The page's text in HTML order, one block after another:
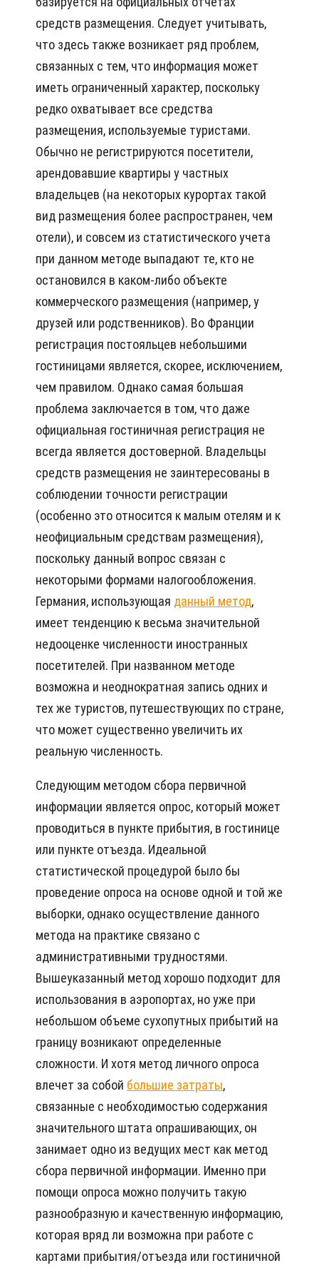
средств размещения. Следует учитывать,
что здесь также возникает ряд проблем,
связанных с тем, что информация может
иметь ограниченный характер, поскольку
редко охватывает все средства
размещения, используемые туристами.
Обычно не регистрируются посетители,
арендовавшие квартиры у частных
владельцев (на некоторых курортах такой
вид размещения более распространен, чем
отели), и совсем из статистического учета
при данном методе выпадают те, кто не
остановился в каком-либо объекте
коммерческого размещения (например, у
друзей или родственников). Во Франции
регистрация постояльцев небольшими
гостиницами является, скорее, исключением,
чем правилом. Однако самая большая
проблема заключается в том, что даже
официальная гостиничная регистрация не
всегда является достоверной. Владельцы
средств размещения не заинтересованы в
соблюдении точности регистрации
(особенно это относится к малым отелям и к
неофициальным средствам размещения),
поскольку данный вопрос связан с
некоторыми формами налогообложения.
Германия, использующая данный метод,
имеет тенденцию к весьма значительной
недооценке численности иностранных
посетителей. При названном методе
возможна и неоднократная запись одних и
тех же туристов, путешествующих по стране,
что может существенно увеличить их
реальную численность.
Следующим методом сбора первичной
информации является опрос, который может
проводиться в пункте прибытия, в гостинице
или пункте отъезда. Идеальной
статистической процедурой было бы
проведение опроса на основе одной и той же
выборки, однако осуществление данного
метода на практике связано с
административными трудностями.
Вышеуказанный метод хорошо подходит для
использования в аэропортах, но уже при
небольшом объеме сухопутных прибытий на
границу возникают определенные
сложности. И хотя метод личного опроса
влечет за собой большие затраты,
связанные с необходимостью содержания
значительного штата опрашивающих, он
занимает одно из ведущих мест как метод
сбора первичной информации. Именно при
помощи опроса можно получить такую
разнообразную и качественную информацию,
которая вряд ли возможна при работе с
картами прибытия/отъезда или гостиничной